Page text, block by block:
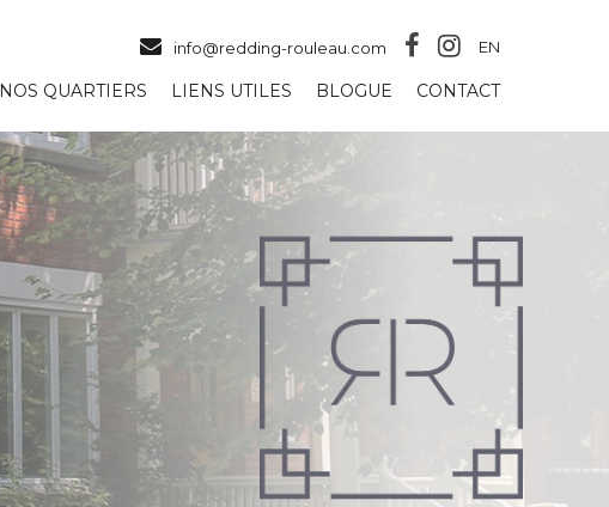
info@redding-rouleau.com EN
NOS QUARTIERS LIENS UTILES BLOGUE CONTACT